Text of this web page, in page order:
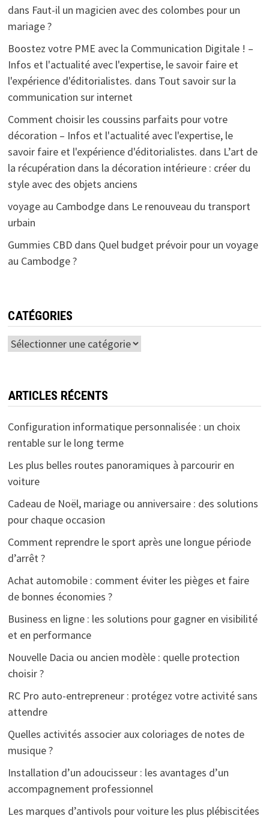
dans Faut-il un magicien avec des colombes pour un
mariage ?
Boostez votre PME avec la Communication Digitale ! –
Infos et l'actualité avec l'expertise, le savoir faire et
l'expérience d'éditorialistes. dans Tout savoir sur la
communication sur internet
Comment choisir les coussins parfaits pour votre
décoration – Infos et l'actualité avec l'expertise, le
savoir faire et l'expérience d'éditorialistes. dans L’art de
la récupération dans la décoration intérieure : créer du
style avec des objets anciens
voyage au Cambodgedans Le renouveau du transport
urbain
Gummies CBDdans Quel budget prévoir pour un voyage
au Cambodge ?
CATÉGORIES
Catégories
ARTICLES RÉCENTS
Configuration informatique personnalisée : un choix
rentable sur le long terme
Les plus belles routes panoramiques à parcourir en
voiture
Cadeau de Noël, mariage ou anniversaire : des solutions
pour chaque occasion
Comment reprendre le sport après une longue période
d’arrêt ?
Achat automobile : comment éviter les pièges et faire
de bonnes économies ?
Business en ligne : les solutions pour gagner en visibilité
et en performance
Nouvelle Dacia ou ancien modèle : quelle protection
choisir ?
RC Pro auto-entrepreneur : protégez votre activité sans
attendre
Quelles activités associer aux coloriages de notes de
musique ?
Installation d’un adoucisseur : les avantages d’un
accompagnement professionnel
Les marques d’antivols pour voiture les plus plébiscitées